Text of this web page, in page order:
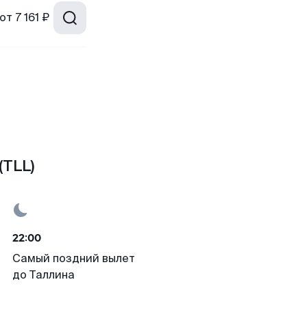
от 7 161 ₽
22:00
Самый поздний вылет
до Таллина